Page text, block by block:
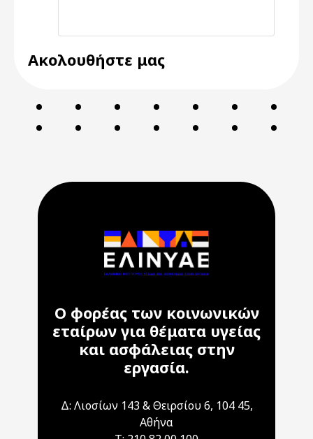
Ακολουθήστε μας
Ο φορέας των κοινωνικών
εταίρων για θέματα υγείας
και ασφάλειας στην
εργασία.
Δ: Λιοσίων 143 & Θειρσίου 6, 104 45,
Αθήνα